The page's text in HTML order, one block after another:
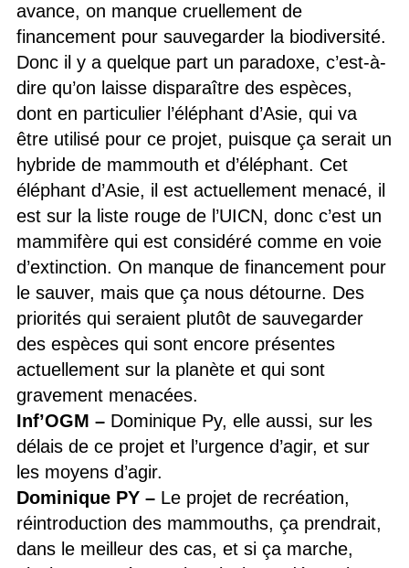
avance, on manque cruellement de
financement pour sauvegarder la biodiversité.
Donc il y a quelque part un paradoxe, c’est-à-
dire qu’on laisse disparaître des espèces,
dont en particulier l’éléphant d’Asie, qui va
être utilisé pour ce projet, puisque ça serait un
hybride de mammouth et d’éléphant. Cet
éléphant d’Asie, il est actuellement menacé, il
est sur la liste rouge de l’UICN, donc c’est un
mammifère qui est considéré comme en voie
d’extinction. On manque de financement pour
le sauver, mais que ça nous détourne. Des
priorités qui seraient plutôt de sauvegarder
des espèces qui sont encore présentes
actuellement sur la planète et qui sont
gravement menacées.
Inf’OGM –Dominique Py, elle aussi, sur les
délais de ce projet et l’urgence d’agir, et sur
les moyens d’agir.
Dominique PY –Le projet de recréation,
réintroduction des mammouths, ça prendrait,
dans le meilleur des cas, et si ça marche,